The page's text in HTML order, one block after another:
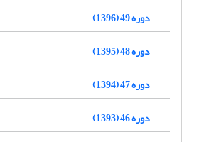
دوره 49 (1396)
دوره 48 (1395)
دوره 47 (1394)
دوره 46 (1393)